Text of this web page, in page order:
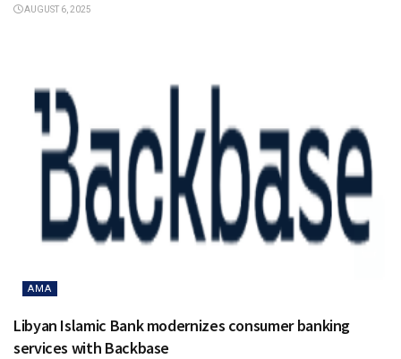
AUGUST 6, 2025
AMA
Libyan Islamic Bank modernizes consumer banking
services with Backbase